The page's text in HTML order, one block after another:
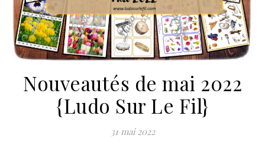
Nouveautés de mai 2022
{Ludo Sur Le Fil}
31 mai 2022